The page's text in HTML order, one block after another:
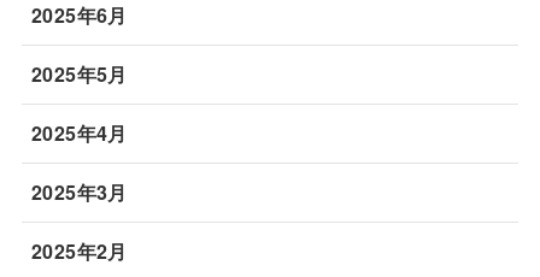
2025年6月
2025年5月
2025年4月
2025年3月
2025年2月